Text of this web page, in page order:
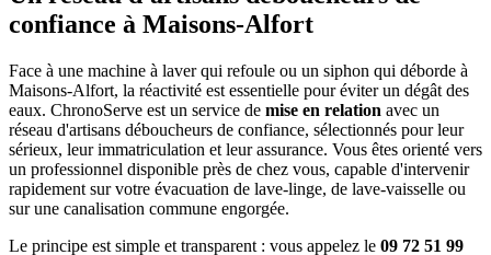
confiance à Maisons-Alfort
Face à une machine à laver qui refoule ou un siphon qui déborde à
Maisons-Alfort, la réactivité est essentielle pour éviter un dégât des
eaux. ChronoServe est un service de mise en relation avec un
réseau d'artisans déboucheurs de confiance, sélectionnés pour leur
sérieux, leur immatriculation et leur assurance. Vous êtes orienté vers
un professionnel disponible près de chez vous, capable d'intervenir
rapidement sur votre évacuation de lave-linge, de lave-vaisselle ou
sur une canalisation commune engorgée.
Le principe est simple et transparent : vous appelez le 09 72 51 99